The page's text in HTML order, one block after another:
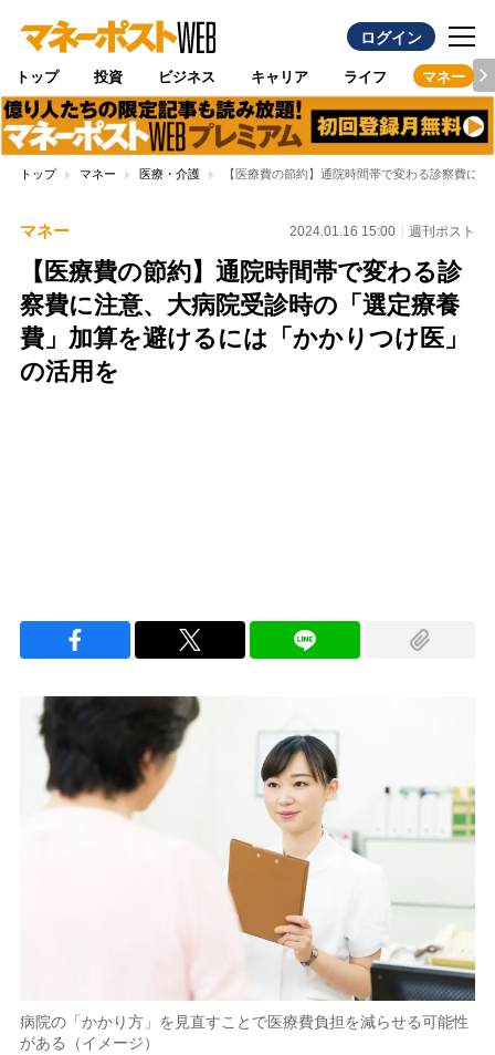
ログイン
トップ 投資 ビジネス キャリア ライフ マネー
トップ マネー 医療・介護 【医療費の節約】通院時間帯で変わる診察費に
マネー 2024.01.16 15:00 週刊ポスト
【医療費の節約】通院時間帯で変わる診
察費に注意、大病院受診時の「選定療養
費」加算を避けるには「かかりつけ医」
の活用を
病院の「かかり方」を見直すことで医療費負担を減らせる可能性
がある（イメージ）